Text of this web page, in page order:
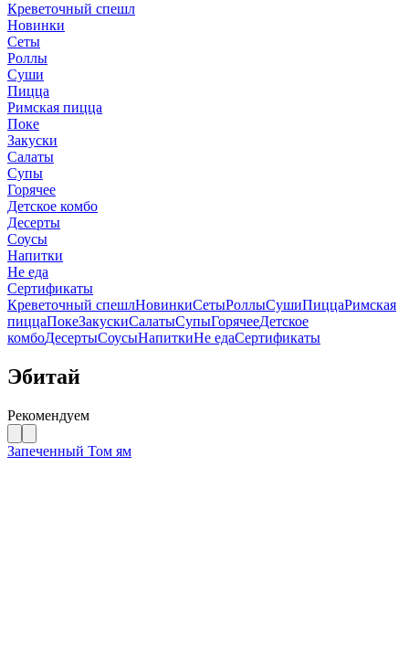
Креветочный спешл
Новинки
Сеты
Роллы
Суши
Пицца
Римская пицца
Поке
Закуски
Салаты
Супы
Горячее
Детское комбо
Десерты
Соусы
Напитки
Не еда
Сертификаты
Креветочный спешлНовинкиСетыРоллыСушиПиццаРимская
пиццаПокеЗакускиСалатыСупыГорячееДетское
комбоДесертыСоусыНапиткиНе едаСертификаты
Эбитай
Рекомендуем
Запеченный Том ям